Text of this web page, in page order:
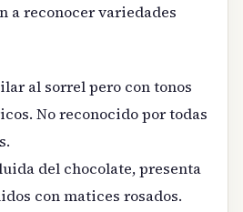
a reconocer variedades
al sorrel pero con tonos
No reconocido por todas
del chocolate, presenta
con matices rosados.